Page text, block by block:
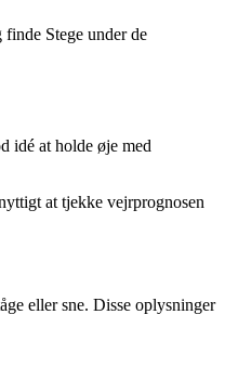
Stege under de
idé at holde øje med
at tjekke vejrprognosen
eller sne. Disse oplysninger